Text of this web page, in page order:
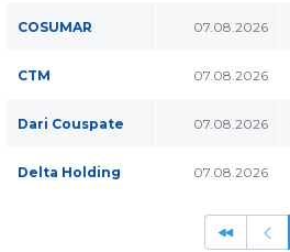
COSUMAR 07.08.2026
CTM 07.08.2026
Dari Couspate 07.08.2026
Delta Holding 07.08.2026